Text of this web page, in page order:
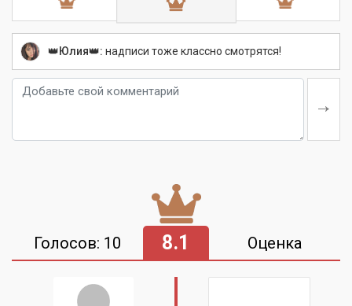
👑Юлия👑: надписи тоже классно смотрятся!
Голосов: 10 8.1 Оценка